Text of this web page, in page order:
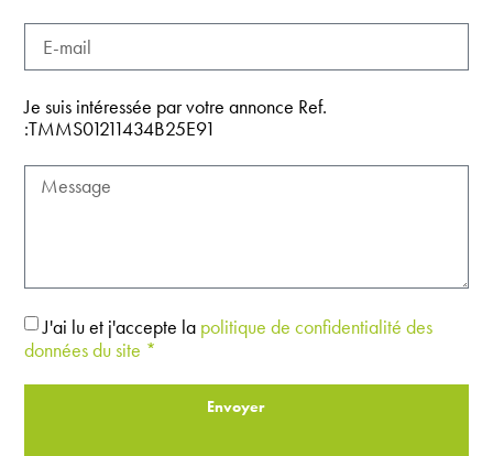
Je suis intéressée par votre annonce Ref.
:TMMS01211434B25E91
J'ai lu et j'accepte la politique de confidentialité des
données du site *
Envoyer